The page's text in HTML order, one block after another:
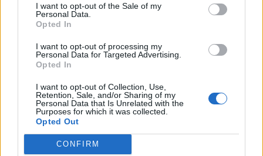
I want to opt-out of the Sale of my
Personal Data.
Opted In
I want to opt-out of processing my
Personal Data for Targeted Advertising.
Opted In
I want to opt-out of Collection, Use,
Retention, Sale, and/or Sharing of my
Personal Data that Is Unrelated with the
Purposes for which it was collected.
Opted Out
CONFIRM
ελληνικές...
29 ΙΟΥΛ. 2015, 07:54